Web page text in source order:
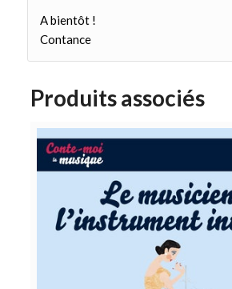
A bientôt !
Contance
Produits associés